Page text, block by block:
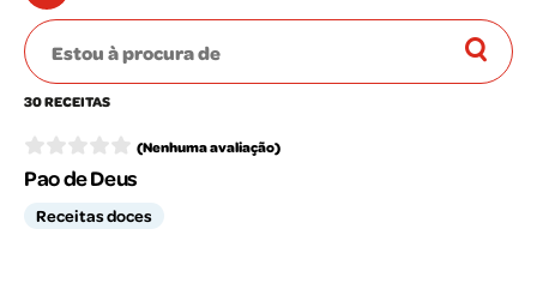
30 RECEITAS
(Nenhuma avaliação)
Pao de Deus
Receitas doces